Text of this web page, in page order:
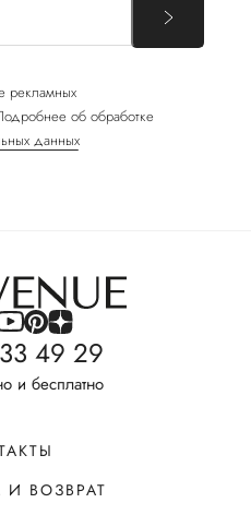
рекламных
об обработке
данных
49 29
и бесплатно
ВОЗВРАТ